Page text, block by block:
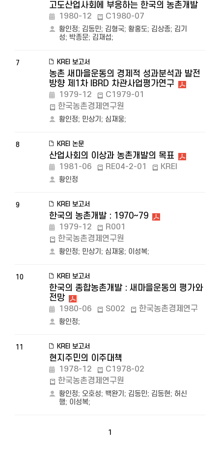
고도산업사회에 부응하는 한국의 농촌개발
1980-12 C1980-07
황인정; 김동민; 김형국; 황홍도; 김상종; 김기
성; 박종문; 김재섭;
7 KREI 보고서
농촌 새마을운동의 경제적 성과분석과 발전
방향 제1차 IBRD 차관사업평가연구
1979-12
C1979-01
한국농촌경제연구원
황인정; 민상기 ; 심재웅;
8 KREI 논문
산업사회의 이상과 농촌개발의 목표
1981-06 RE04-2-01 KREI
황인정
9 KREI 보고서
한국의 농촌개발 : 1970~79
1979-12
R001
한국농촌경제연구원
황인정; 민상기 ; 심재웅; 이성복;
10 KREI 보고서
한국의 종합농촌개발 : 새마을운동의 평가와
전망
1980-06 S002 한국농촌경제연구
황인정;
11 KREI 보고서
현지주민의 이주대책
1978-12
C1978-02
한국농촌경제연구원
황인정; 오호성; 백완기 ; 김동민; 김동현; 허신
행; 이성복;
1